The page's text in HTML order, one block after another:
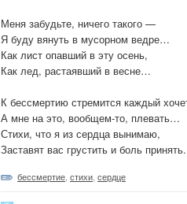
Меня забудьте, ничего такого —
Я буду вянуть в мусорном ведре…
Как лист опавший в эту осень,
Как лед, растаявший в весне…
К бессмертию стремится каждый
А мне на это, вообщем-то, плевать…
Стихи, что я из сердца вынимаю,
Заставят вас грустить и боль принять.
бессмертие стихи сердце